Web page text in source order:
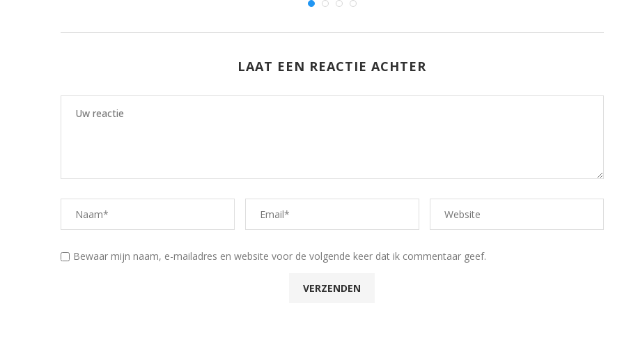
LAAT EEN REACTIE ACHTER
Bewaar mijn naam, e-mailadres en website voor de volgende keer dat ik commentaar geef.